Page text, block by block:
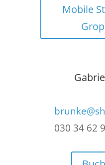
Mobile
030 34 62